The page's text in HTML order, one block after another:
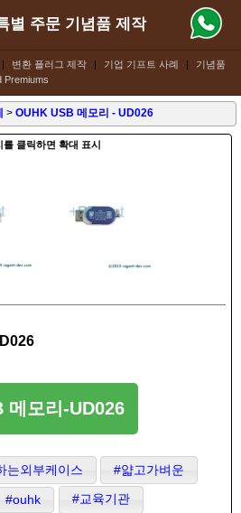
| 변환 플러그 제작 | 기업 기프트 사례 |
기념품
Premiums
별 주문 기념품 제작
>OUHK USB 메모리 - UD026
를 클릭하면 확대 표시
메모리-UD026
는외부케이스 #얇고가벼운
#ouhk #교육기관